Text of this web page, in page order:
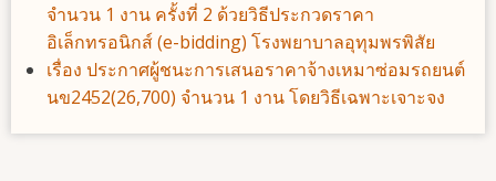
จำนวน 1 งาน ครั้งที่ 2 ด้วยวิธีประกวดราคา
อิเล็กทรอนิกส์ (e-bidding) โรงพยาบาลอุทุมพรพิสัย
เรื่อง ประกาศผู้ชนะการเสนอราคาจ้างเหมาซ่อมรถยนต์
นข2452(26,700) จำนวน 1 งาน โดยวิธีเฉพาะเจาะจง